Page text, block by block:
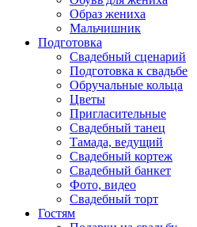
Образ жениха
Мальчишник
Подготовка
Свадебный сценарий
Подготовка к свадьбе
Обручальные кольца
Цветы
Пригласительные
Свадебный танец
Тамада, ведущий
Свадебный кортеж
Свадебный банкет
Фото, видео
Свадебный торт
Гостям